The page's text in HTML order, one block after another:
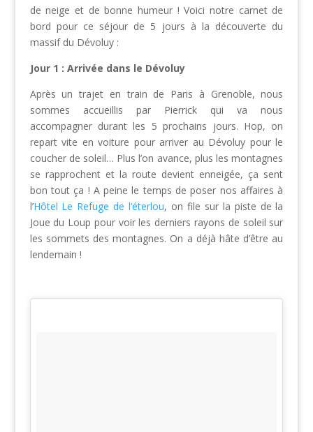
de neige et de bonne humeur ! Voici notre carnet de
bord pour ce séjour de 5 jours à la découverte du
massif du Dévoluy :
Jour 1 : Arrivée dans le Dévoluy
Après un trajet en train de Paris à Grenoble, nous
sommes accueillis par Pierrick qui va nous
accompagner durant les 5 prochains jours. Hop, on
repart vite en voiture pour arriver au Dévoluy pour le
coucher de soleil… Plus l’on avance, plus les montagnes
se rapprochent et la route devient enneigée, ça sent
bon tout ça ! A peine le temps de poser nos affaires à
l’Hôtel Le Refuge de l’éterlou, on file sur la piste de la
Joue du Loup pour voir les derniers rayons de soleil sur
les sommets des montagnes. On a déjà hâte d’être au
lendemain !